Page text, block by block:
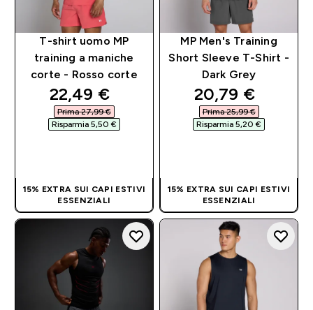
T-shirt uomo MP
training a maniche
corte - Rosso corte
discounted price
22,49 €‎
Prima 27,99 €‎
Risparmia 5,50 €‎
15% EXTRA SUI CAPI ESTIVI
ESSENZIALI
MP Men's Training
Short Sleeve T-Shirt -
Dark Grey
discounted
20,79 €‎
Prima 25,99 €‎
Risparmia 5,20 €‎
15% EXTRA SUI CAPI ESTIVI
ESSENZIALI